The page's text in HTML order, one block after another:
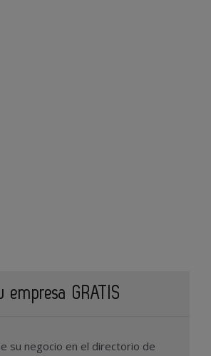
empresa GRATIS
su negocio en el directorio de